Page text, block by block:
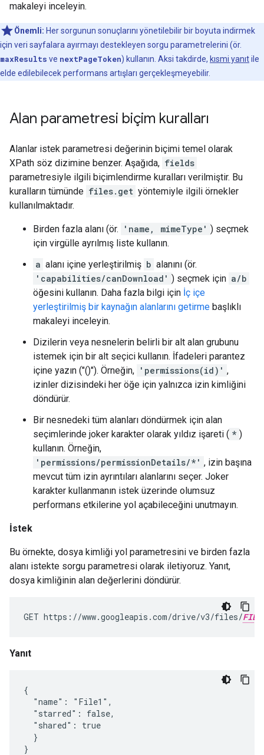
makaleyi inceleyin.
Önemli: Her sorgunun sonuçlarını yönetilebilir bir boyuta indirmek
için veri sayfalara ayırmayı destekleyen sorgu parametrelerini (ör.
maxResults ve nextPageToken) kullanın. Aksi takdirde, kısmi yanıtile
elde edilebilecek performans artışları gerçekleşmeyebilir.
Alan parametresi biçim kuralları
Alanlar istek parametresi değerinin biçimi temel olarak
XPath söz dizimine benzer. Aşağıda, fields
parametresiyle ilgili biçimlendirme kuralları verilmiştir. Bu
kuralların tümünde files.get yöntemiyle ilgili örnekler
kullanılmaktadır.
Birden fazla alanı (ör. 'name, mimeType' ) seçmek
için virgülle ayrılmış liste kullanın.
a alanı içine yerleştirilmiş b alanını (ör.
'capabilities/canDownload' ) seçmek için a/b
öğesini kullanın. Daha fazla bilgi için İç içe
yerleştirilmiş bir kaynağın alanlarını getirme başlıklı
makaleyi inceleyin.
Dizilerin veya nesnelerin belirli bir alt alan grubunu
istemek için bir alt seçici kullanın. İfadeleri parantez
içine yazın ("()"). Örneğin, 'permissions(id)' ,
izinler dizisindeki her öğe için yalnızca izin kimliğini
döndürür.
Bir nesnedeki tüm alanları döndürmek için alan
seçimlerinde joker karakter olarak yıldız işareti ( * )
kullanın. Örneğin,
'permissions/permissionDetails/*' , izin başına
mevcut tüm izin ayrıntıları alanlarını seçer. Joker
karakter kullanmanın istek üzerinde olumsuz
performans etkilerine yol açabileceğini unutmayın.
İstek
Bu örnekte, dosya kimliği yol parametresini ve birden fazla
alanı istekte sorgu parametresi olarak iletiyoruz. Yanıt,
dosya kimliğinin alan değerlerini döndürür.
GET https://www.googleapis.com/drive/v3/files/
Yanıt
{
  "name": "File1",
  "starred": false,
  "shared": true
  }
}